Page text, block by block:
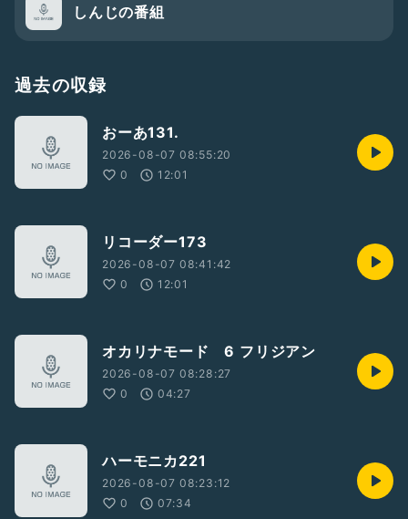
しんじの番組
過去の収録
おーあ131.
2026-08-07 08:55:20
0
12:01
リコーダー173
2026-08-07 08:41:42
0
12:01
オカリナモード 6 フリジアン
2026-08-07 08:28:27
0
04:27
ハーモニカ221
2026-08-07 08:23:12
0
07:34